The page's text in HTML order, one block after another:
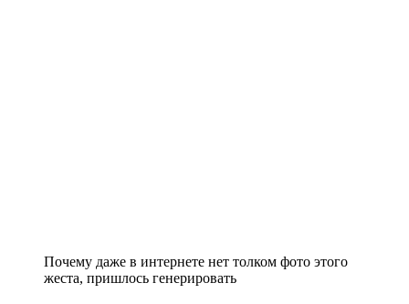
Почему даже в интернете нет толком фото этого
жеста, пришлось генерировать